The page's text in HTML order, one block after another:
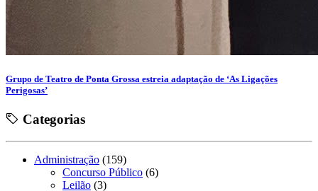
Grupo de Teatro de Ponta Grossa estreia adaptação de ‘As Ligações
Perigosas’
Categorias
Administração (159)
Concurso Público (6)
Leilão (3)